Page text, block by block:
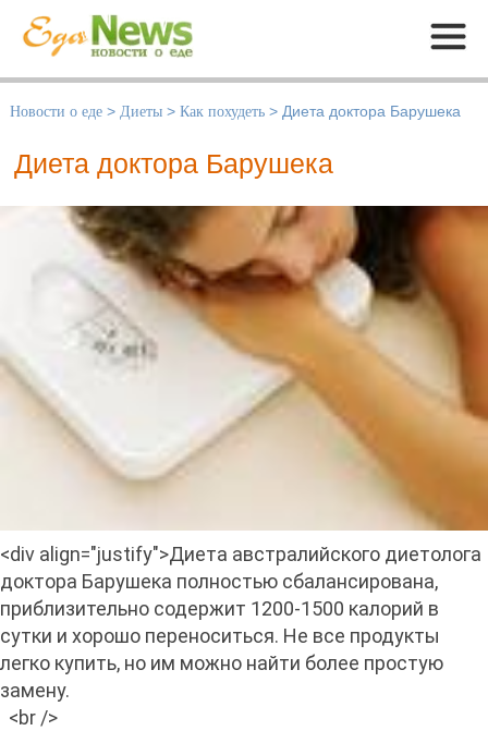
Меню
Новости о еде > Диеты > Как похудеть > Диета доктора Барушека
Диета доктора Барушека
<div align="justify">Диета австралийского диетолога
доктора Барушека полностью сбалансирована,
приблизительно содержит 1200-1500 калорий в
сутки и хорошо переноситься. Не все продукты
легко купить, но им можно найти более простую
замену.
<br />